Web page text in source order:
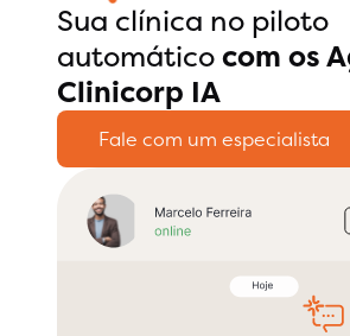
Sua clínica no piloto
automáticocom os
Clinicorp IA
Fale com um especialista